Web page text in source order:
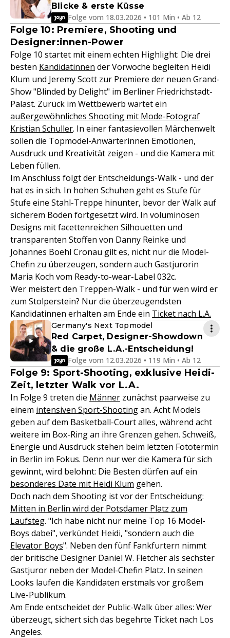
Blicke & erste Küsse
Folge vom 18.03.2026 • 101 Min • Ab 12
Folge 10: Premiere, Shooting und
Designer:innen-Power
Folge 10 startet mit einem echten Highlight: Die drei
besten Kandidatinnen der Vorwoche begleiten Heidi
Klum und Jeremy Scott zur Premiere der neuen Grand-
Show "Blinded by Delight" im Berliner Friedrichstadt-
Palast. Zurück im Wettbewerb wartet ein
außergewöhnliches Shooting mit Mode-Fotograf
Kristian Schuller. In einer fantasievollen Märchenwelt
sollen die Topmodel-Anwärterinnen Emotionen,
Ausdruck und Kreativität zeigen - und die Kamera mit
Leben füllen.
Im Anschluss folgt der Entscheidungs-Walk - und der
hat es in sich. In hohen Schuhen geht es Stufe für
Stufe eine Stahl-Treppe hinunter, bevor der Walk auf
sicherem Boden fortgesetzt wird. In voluminösen
Designs mit facettenreichen Silhouetten und
transparenten Stoffen von Danny Reinke und
Johannes Boehl Cronau gilt es, nicht nur die Model-
Chefin zu überzeugen, sondern auch Gastjurorin
Maria Koch vom Ready-to-wear-Label 032c.
Wer meistert den Treppen-Walk - und für wen wird er
zum Stolperstein? Nur die überzeugendsten
Kandidatinnen erhalten am Ende ein Ticket nach L.A.
Germany's Next Topmodel
Red Carpet, Designer-Showdown
& die große L.A.-Entscheidung!
Folge vom 12.03.2026 • 119 Min • Ab 12
Folge 9: Sport-Shooting, exklusive Heidi-
Zeit, letzter Walk vor L.A.
In Folge 9 treten die Männer zunächst paarweise zu
einem intensiven Sport-Shootingan. Acht Models
geben auf dem Basketball-Court alles, während acht
weitere im Box-Ring an ihre Grenzen gehen. Schweiß,
Energie und Ausdruck stehen beim letzten Fototermin
in Berlin im Fokus. Denn nur wer die Kamera für sich
gewinnt, wird belohnt: Die Besten dürfen auf ein
besonderes Date mit Heidi Klum gehen.
Doch nach dem Shooting ist vor der Entscheidung:
Mitten in Berlin wird der Potsdamer Platz zum
Laufsteg. "Ich habe nicht nur meine Top 16 Model-
Boys dabei", verkündet Heidi, "sondern auch die
Elevator Boys". Neben den fünf Fankfurtern nimmt
der britische Designer Daniel W. Fletcher als sechster
Gastjuror neben der Model-Chefin Platz. In seinen
Looks laufen die Kandidaten erstmals vor großem
Live-Publikum.
Am Ende entscheidet der Public-Walk über alles: Wer
überzeugt, sichert sich das begehrte Ticket nach Los
Angeles.